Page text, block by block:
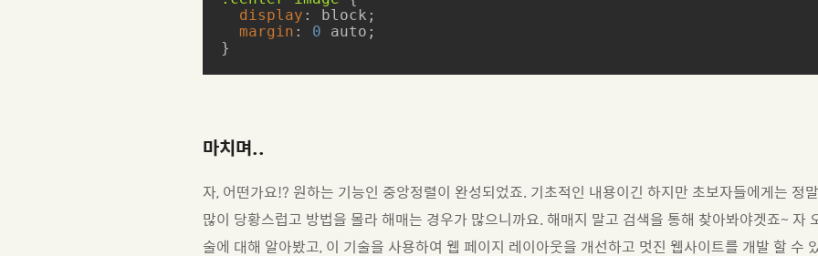
display : block;
margin : 0 auto;
}
마치며..
자, 어떤가요!? 원하는 기능인 중앙정렬이 완성되었죠. 기초적인 내용이긴 하지만 초보자들에게는 정
많이 당황스럽고 방법을 몰라 해매는 경우가 많으니까요. 해매지 말고 검색을 통해 찾아봐야겟죠~ 자
술에 대해 알아봤고, 이 기술을 사용하여 웹 페이지 레이아웃을 개선하고 멋진 웹사이트를 개발 할 수